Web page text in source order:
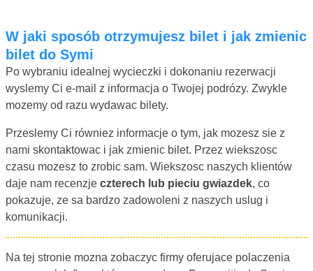
W jaki sposób otrzymujesz bilet i jak zmienic
bilet do Symi
Po wybraniu idealnej wycieczki i dokonaniu rezerwacji
wyslemy Ci e-mail z informacja o Twojej podrózy. Zwykle
mozemy od razu wydawac bilety.
Przeslemy Ci równiez informacje o tym, jak mozesz sie z
nami skontaktowac i jak zmienic bilet. Przez wiekszosc
czasu mozesz to zrobic sam. Wiekszosc naszych klientów
daje nam recenzje czterech lub pieciu gwiazdek, co
pokazuje, ze sa bardzo zadowoleni z naszych uslug i
komunikacji.
Na tej stronie mozna zobaczyc firmy oferujace polaczenia